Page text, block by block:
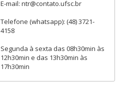
E-mail: ntr@contato.ufsc.br
Telefone (whatsapp): (48) 3721-
4158
Segunda à sexta das 08h30min às
12h30min e das 13h30min às
17h30min